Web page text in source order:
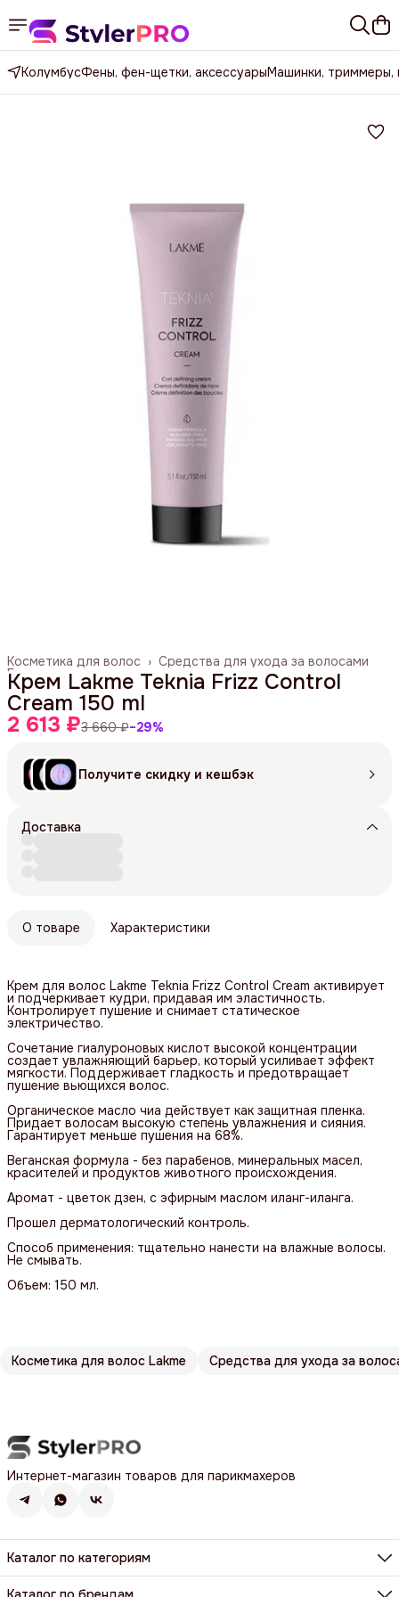
КолумбусФены, фен-щетки, аксессуарыМашинки, триммеры,
Средства для ухода за волосами
Косметика для волос ›
Главная
Крем Lakme Teknia Frizz Control
Cream 150 ml
2 613 ₽3 660 ₽−29%
Получите скидку и кешбэк
Доставка
О товаре Характеристики
Крем для волос Lakme Teknia Frizz Control Cream активирует
и подчеркивает кудри, придавая им эластичность.
Контролирует пушение и снимает статическое
электричество.
Сочетание гиалуроновых кислот высокой концентрации
создает увлажняющий барьер, который усиливает эффект
мягкости. Поддерживает гладкость и предотвращает
пушение вьющихся волос.
Органическое масло чиа действует как защитная пленка.
Придает волосам высокую степень увлажнения и сияния.
Гарантирует меньше пушения на 68%.
Веганская формула - без парабенов, минеральных масел,
красителей и продуктов животного происхождения.
Аромат - цветок дзен, с эфирным маслом иланг-иланга.
Прошел дерматологический контроль.
Способ применения: тщательно нанести на влажные волосы.
Не смывать.
Объем: 150 мл.
Косметика для волос Lakme Средства для ухода за
Интернет-магазин товаров для парикмахеров
Каталог по категориям
Фены, фен-щетки, аксессуары